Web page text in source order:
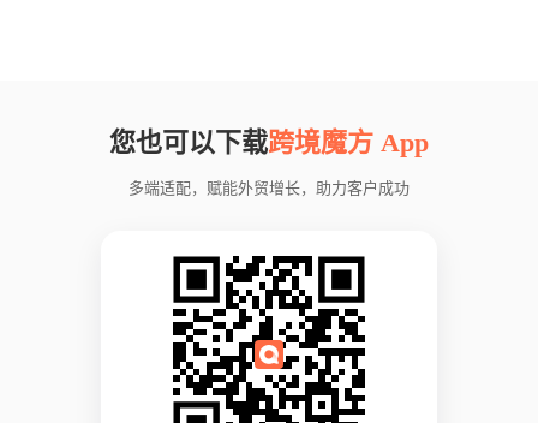
您也可以下载跨境魔方 App
多端适配，赋能外贸增长，助力客户成功